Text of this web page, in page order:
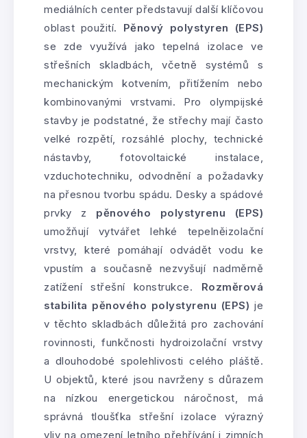
mediálních center představují další klíčovou
oblast použití. Pěnový polystyren (EPS)
se zde využívá jako tepelná izolace ve
střešních skladbách, včetně systémů s
mechanickým kotvením, přitížením nebo
kombinovanými vrstvami. Pro olympijské
stavby je podstatné, že střechy mají často
velké rozpětí, rozsáhlé plochy, technické
nástavby, fotovoltaické instalace,
vzduchotechniku, odvodnění a požadavky
na přesnou tvorbu spádu. Desky a spádové
prvky z pěnového polystyrenu (EPS)
umožňují vytvářet lehké tepelněizolační
vrstvy, které pomáhají odvádět vodu ke
vpustím a současně nezvyšují nadměrně
zatížení střešní konstrukce. Rozměrová
stabilita pěnového polystyrenu (EPS) je
v těchto skladbách důležitá pro zachování
rovinnosti, funkčnosti hydroizolační vrstvy
a dlouhodobé spolehlivosti celého pláště.
U objektů, které jsou navrženy s důrazem
na nízkou energetickou náročnost, má
správná tloušťka střešní izolace výrazný
vliv na omezení letního přehřívání i zimních